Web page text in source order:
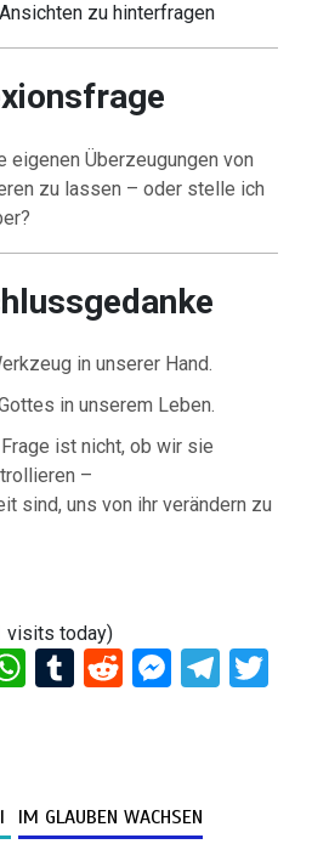
zu hinterfragen
eigenen Überzeugungen von
zu lassen – oder stelle ich
in unserer Hand.
in unserem Leben.
ist nicht, ob wir sie
–
sind, uns von ihr verändern zu
visits today)
W
A
T
r
R
t
M
g
T
IM GLAUBEN WACHSEN